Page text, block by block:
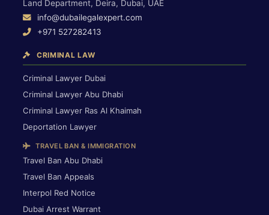
Land Department, Deira, Dubai, UAE
info@dubailegalexpert.com
+971 527282413
CRIMINAL LAW
Criminal Lawyer Dubai
Criminal Lawyer Abu Dhabi
Criminal Lawyer Ras Al Khaimah
Deportation Lawyer
TRAVEL BAN & IMMIGRATION
Travel Ban Abu Dhabi
Travel Ban Appeals
Interpol Red Notice
Dubai Arrest Warrant